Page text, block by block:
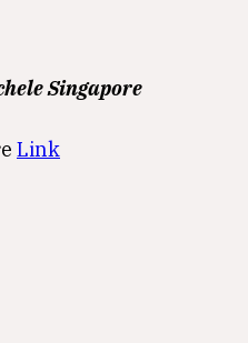
Singapore
Link